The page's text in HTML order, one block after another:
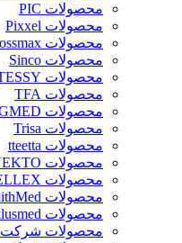
محصولات PIC
محصولات Pixxel
محصولات rossmax
محصولات Sinco
محصولات TESSY
محصولات TFA
محصولات TGMED
محصولات Trisa
محصولات tteetta
محصولات VEKTO
محصولات WELLEX
محصولات ZenithMed
محصولات Zyklusmed
محصولات شرکت AND